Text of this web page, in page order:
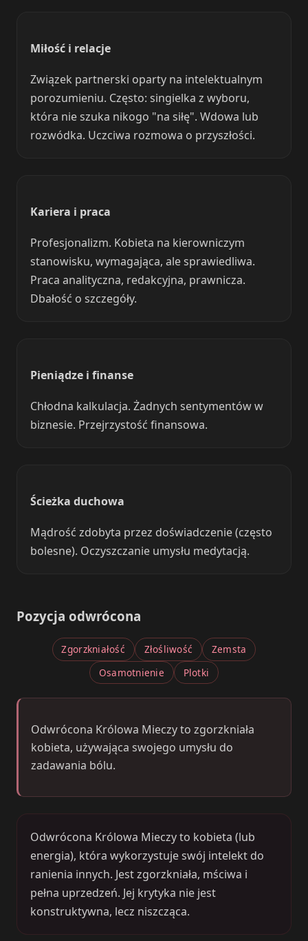
Miłość i relacje
Związek partnerski oparty na intelektualnym
porozumieniu. Często: singielka z wyboru,
która nie szuka nikogo "na siłę". Wdowa lub
rozwódka. Uczciwa rozmowa o przyszłości.
Kariera i praca
Profesjonalizm. Kobieta na kierowniczym
stanowisku, wymagająca, ale sprawiedliwa.
Praca analityczna, redakcyjna, prawnicza.
Dbałość o szczegóły.
Pieniądze i finanse
Chłodna kalkulacja. Żadnych sentymentów w
biznesie. Przejrzystość finansowa.
Ścieżka duchowa
Mądrość zdobyta przez doświadczenie (często
bolesne). Oczyszczanie umysłu medytacją.
Pozycja odwrócona
Zgorzkniałość Złośliwość
Zemsta
Osamotnienie
Plotki
Odwrócona Królowa Mieczy to zgorzkniała
kobieta, używająca swojego umysłu do
zadawania bólu.
Odwrócona Królowa Mieczy to kobieta (lub
energia), która wykorzystuje swój intelekt do
ranienia innych. Jest zgorzkniała, mściwa i
pełna uprzedzeń. Jej krytyka nie jest
konstruktywna, lecz niszcząca.